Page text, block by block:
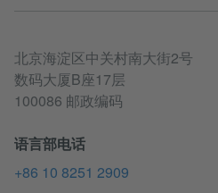
北京海淀区中关村南大街2号
数码大厦B座17层
100086 邮政编码
语言部电话
+86 10 8251 2909